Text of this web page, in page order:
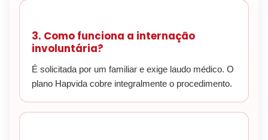
3. Como funciona a internação
involuntária?
É solicitada por um familiar e exige laudo médico. O
plano Hapvida cobre integralmente o procedimento.